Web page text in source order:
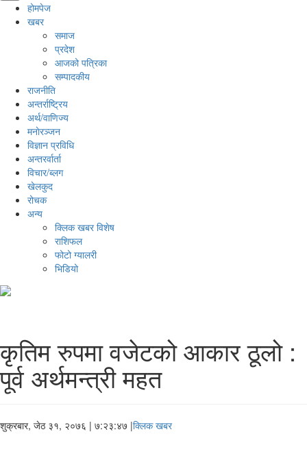
होमपेज
खबर
समाज
प्रदेश
आजको पत्रिका
सम्पादकीय
राजनीति
अन्तर्राष्ट्रिय
अर्थ/वाणिज्य
मनाेरञ्जन
विज्ञान प्रविधि
अन्तरर्वार्ता
विचार/ब्लग
खेलकुद
रोचक
अन्य
क्लिक खबर विशेष
राशिफल
फोटो ग्यालरी
भिडियो
कृतिम रुपमा वजेटको आकार ठूलो :
पूर्व अर्थमन्त्री महत
शुक्रबार, जेठ ३१, २०७६ | ७:२३:४७ |क्लिक खबर